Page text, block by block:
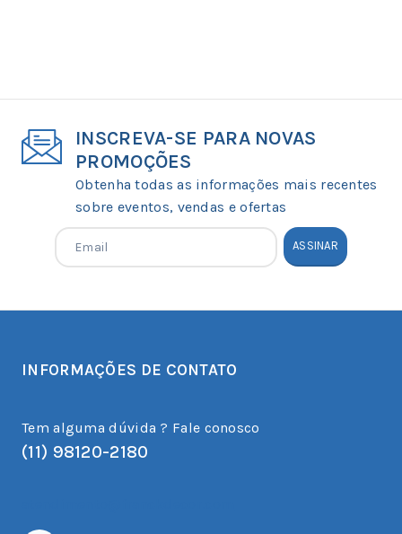
INSCREVA-SE PARA NOVAS
PROMOÇÕES
Obtenha todas as informações mais recentes
sobre eventos, vendas e ofertas
INFORMAÇÕES DE CONTATO
Tem alguma dúvida ? Fale conosco
(11) 98120-2180